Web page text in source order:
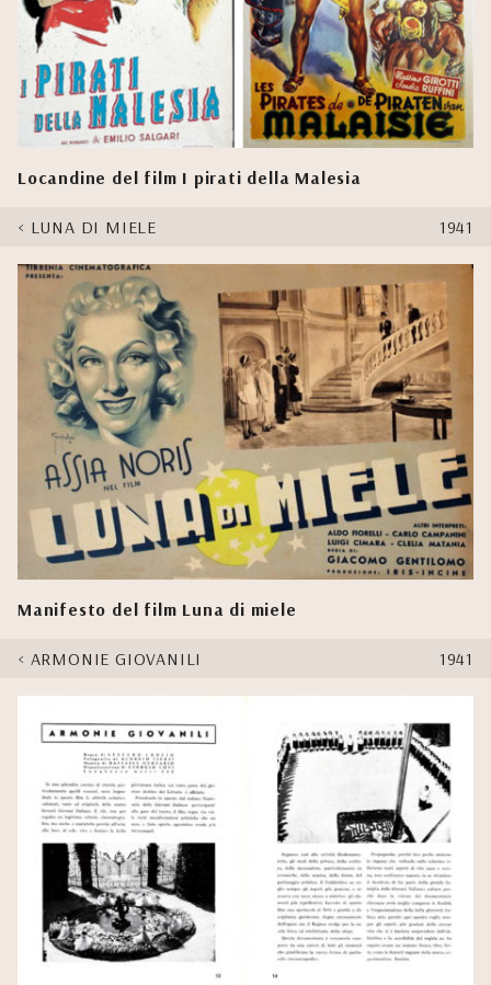
Locandine del film I pirati della Malesia
LUNA DI MIELE 1941
Manifesto del film Luna di miele
ARMONIE GIOVANILI 1941